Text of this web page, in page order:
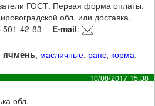
ГОСТ. Первая форма оплаты.
обл. или доставка.
501-42-83 E-mail:
ячмень, масличные, рапс, корма,
10/08/2017 15:38
обл.